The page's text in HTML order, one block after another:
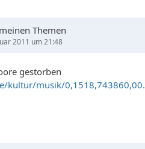
Themen
2011 um 21:48
gestorben
kultur/musik/